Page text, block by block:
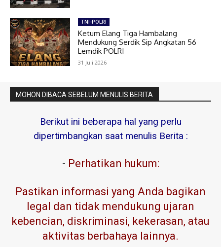
TNI-POLRI
Ketum Elang Tiga Hambalang
Mendukung Serdik Sip Angkatan 56
Lemdik POLRI
31 Juli 2026
MOHON DIBACA SEBELUM MENULIS BERITA
Berikut ini beberapa hal yang perlu
dipertimbangkan saat menulis Berita :
- Perhatikan hukum:
Pastikan informasi yang Anda bagikan
legal dan tidak mendukung ujaran
kebencian, diskriminasi, kekerasan, atau
aktivitas berbahaya lainnya.